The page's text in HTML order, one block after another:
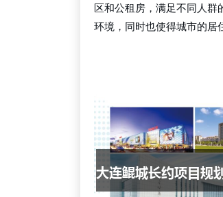
区和公租房，满足不同人
环境，同时也使得城市的居